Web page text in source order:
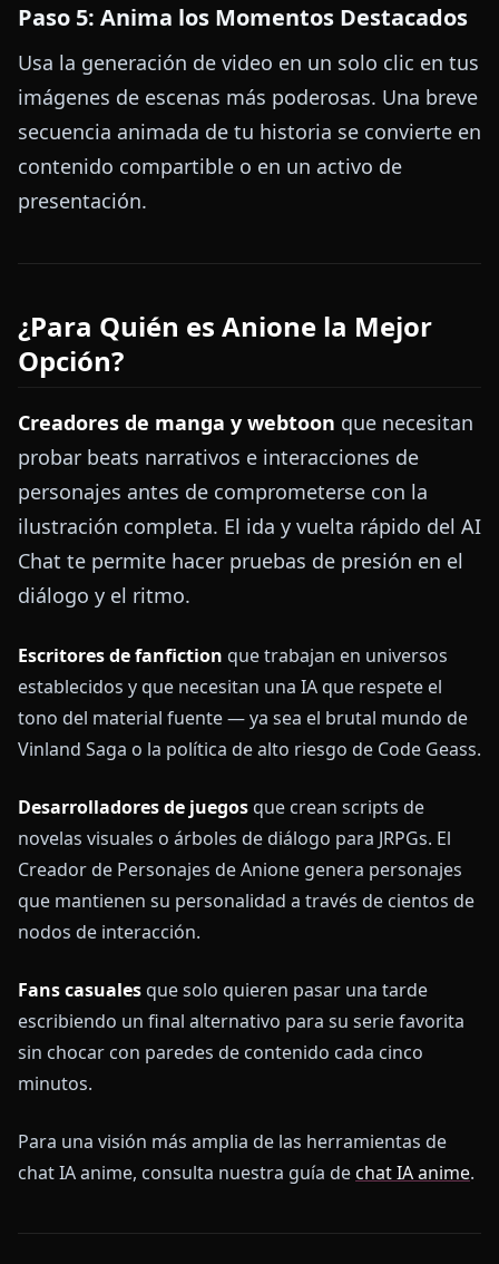
Paso 5: Anima los Momentos Destacados
Usa la generación de video en un solo clic en tus
imágenes de escenas más poderosas. Una breve
secuencia animada de tu historia se convierte en
contenido compartible o en un activo de
presentación.
¿Para Quién es Anione la Mejor
Opción?
Creadores de manga y webtoon que necesitan
probar beats narrativos e interacciones de
personajes antes de comprometerse con la
ilustración completa. El ida y vuelta rápido del AI
Chat te permite hacer pruebas de presión en el
diálogo y el ritmo.
Escritores de fanfiction que trabajan en universos
establecidos y que necesitan una IA que respete el
tono del material fuente — ya sea el brutal mundo de
Vinland Saga o la política de alto riesgo de Code Geass.
Desarrolladores de juegos que crean scripts de
novelas visuales o árboles de diálogo para JRPGs. El
Creador de Personajes de Anione genera personajes
que mantienen su personalidad a través de cientos de
nodos de interacción.
Fans casuales que solo quieren pasar una tarde
escribiendo un final alternativo para su serie favorita
sin chocar con paredes de contenido cada cinco
minutos.
Para una visión más amplia de las herramientas de
chat IA anime, consulta nuestra guía dechat IA anime.